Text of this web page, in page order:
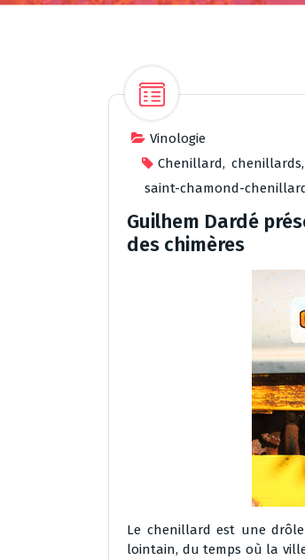
Vinologie
Chenillard, chenillards,
saint-chamond-
Guilhem Dardé
des chimères
Le chenillard est une
lointain, du temps où la